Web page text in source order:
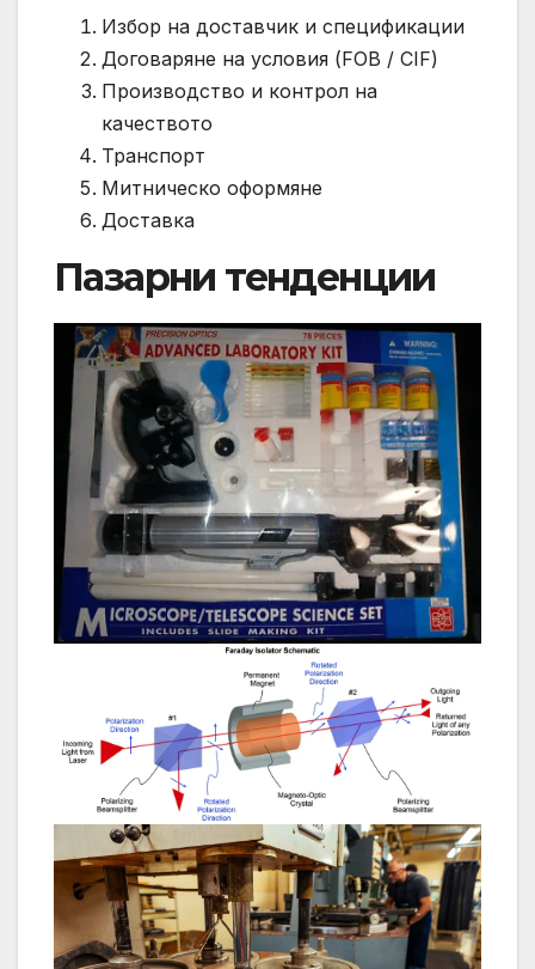
Избор на доставчик и спецификации
Договаряне на условия (FOB / CIF)
Производство и контрол на
качеството
Транспорт
Митническо оформяне
Доставка
Пазарни тенденции